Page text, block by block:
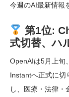
今週のAI最新情報
第1位:
式切替、ハ
OpenAIは5月上旬
Instantへ正式に切
し、医療・法律・